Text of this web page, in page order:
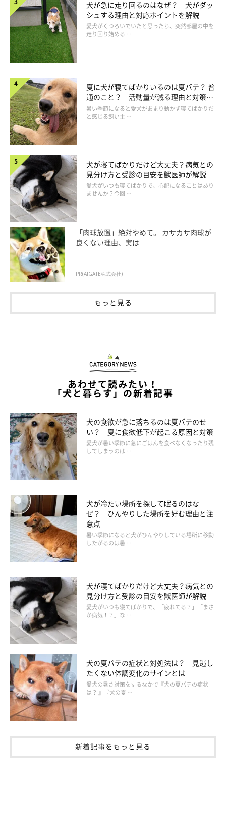
も考えもの。室温・湿度は、部屋の上部と下部、場所によっても
異なります。犬がよくいる場所で体高に合わせたところに温湿度
計を設置し、まめに見るようにしましょう。
室温は26℃以下、湿度は50～60％が理想！
アルミボードや大理石ボード、保冷枕などを置く
いいでしょう。なければ大理石やアルミのボードなどを置くよう
少しの時間でも愛犬をベランダに出さない!
洗濯物を干したり植物の水やりをしたりする間、少しの時間なら
とベランダに犬を出すことも避けましょう。地面からの照り返し
による暑さに加えて、室外機から排出される熱風が体高の低い犬
に直撃します。
犬が急に走り回るのはなぜ？ 犬がダッ
シュする理由と対応ポイントを解説
愛犬がくつろいでいたと思ったら、突然部屋の中を
走り回り始める …
夏に犬が寝てばかりいるのは夏バテ？ 普
通のこと？ 活動量が減る理由と対策と
は
暑い季節になると愛犬があまり動かず寝てばかりだ
と感じる飼い主 …
犬が寝てばかりだけど大丈夫？病気との
見分け方と受診の目安を獣医師が解説
愛犬がいつも寝てばかりで、心配になることはあり
ませんか？今回 …
「肉球放置」絶対やめて。 カサカサ肉球が
良くない理由、実は...
PR(AIGATE株式会社)
もっと見る
あわせて読みたい！
「犬と暮らす」の新着記事
犬の食欲が急に落ちるのは夏バテのせ
い？ 夏に食欲低下が起こる原因と対策
愛犬が暑い季節に急にごはんを食べなくなったり残
してしまうのは …
犬が冷たい場所を探して眠るのはな
ぜ？ ひんやりした場所を好む理由と注
意点
暑い季節になると犬がひんやりしている場所に移動
したがるのは暑 …
犬が寝てばかりだけど大丈夫？病気との
見分け方と受診の目安を獣医師が解説
愛犬がいつも寝てばかりで、「疲れてる？」「まさ
か病気！？」な …
犬の夏バテの症状と対処法は？ 見逃し
たくない体調変化のサインとは
愛犬の暑さ対策をするなかで『犬の夏バテの症状
は？ 』『犬の夏 …
新着記事をもっと見る